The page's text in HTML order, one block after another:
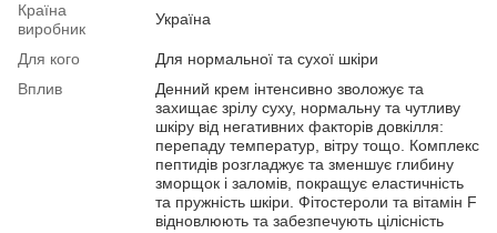
Країна
виробник
Україна
Для кого
Для нормальної та сухої шкіри
Вплив
Денний крем інтенсивно зволожує та
захищає зрілу суху, нормальну та чутливу
шкіру від негативних факторів довкілля:
перепаду температур, вітру тощо. Комплекс
пептидів розгладжує та зменшує глибину
зморщок і заломів, покращує еластичність
та пружність шкіри. Фітостероли та вітамін F
відновлюють та забезпечують цілісність